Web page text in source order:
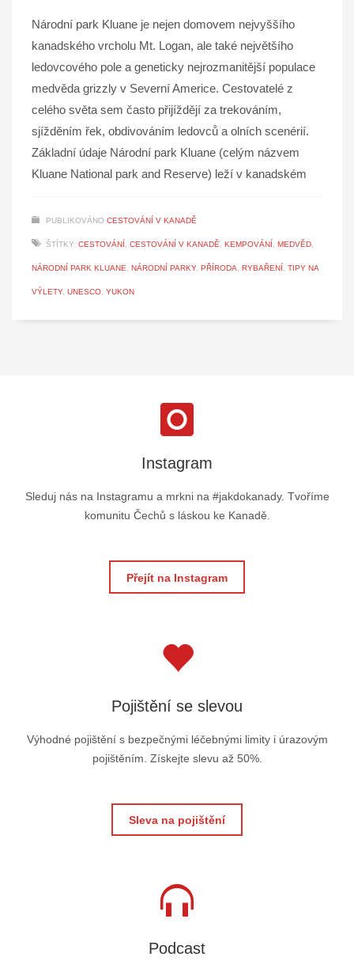
Národní park Kluane je nejen domovem nejvyššího
kanadského vrcholu Mt. Logan, ale také největšího
ledovcového pole a geneticky nejrozmanitější populace
medvěda grizzly v Severní Americe. Cestovatelé z
celého světa sem často přijíždějí za trekováním,
sjížděním řek, obdivováním ledovců a olních scenérií.
Základní údaje Národní park Kluane (celým názvem
Kluane National park and Reserve) leží v kanadském
PUBLIKOVÁNO CESTOVÁNÍ V KANADĚ
ŠTÍTKY: CESTOVÁNÍ, CESTOVÁNÍ V KANADĚ, KEMPOVÁNÍ, MEDVĚD,
NÁRODNÍ PARK KLUANE, NÁRODNÍ PARKY, PŘÍRODA, RYBAŘENÍ, TIPY NA
VÝLETY, UNESCO, YUKON
Instagram
Sleduj nás na Instagramu a mrkni na #jakdokanady. Tvoříme
komunitu Čechů s láskou ke Kanadě.
Přejít na Instagram
Pojištění se slevou
Výhodné pojištění s bezpečnými léčebnými limity i úrazovým
pojištěním. Získejte slevu až 50%.
Sleva na pojištění
Podcast